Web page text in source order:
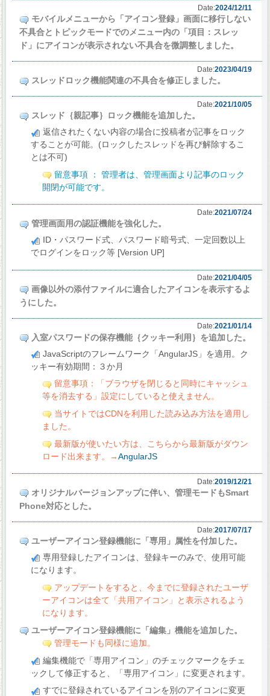
Date:2024/12/11
モバイルメニューから「アイコン登録」画面に移行しない
不具合とトピックモードでのメニュー内の「項目：スレッ
ド」にアイコンが表示されない不具合を微調整しました。
Date:2023/04/19
スレッドロック機能関連の不具合を修正しました。
Date:2021/10/05
スレッド｛親記事｝ロック機能を追加した。
返信されたくない内容の場合に投稿者が記事をロック
することが可能。(ロックしたスレッドを再び解除するこ
とは不可)
留意事項 ： 管理者は、管理画面より記事のロック
開閉が可能です。
Date:2021/07/24
管理画面用の認証機能を強化した。
ID・パスワード式、パスワード暗号式、一定回数以上
でログインをロック等 [Version UP]
Date:2021/04/05
画像以外の添付ファイルに適合したアイコンを表示するよ
うにした。
Date:2021/01/14
入室パスワードの保存機能｛クッキー利用｝を追加した。
JavaScriptのフレームワーク「AngularJS」を適用。ク
ッキー有効期間：３か月
留意事項：「ブラウザを閉じると同時にキャッシュ
等を消去する」設定にしていると使えません。
当サイトではCDNを利用した読み込み方法を適用し
ました。
最新版が使いたい方は、こちらから最新版がダウン
ロード出来ます。→AngularJS
Date:2019/12/21
オリジナルバージョンアップに伴い、管理モードもSmart
Phone対応とした。
Date:2017/07/17
ユーザーアイコン登録機能に「専用」属性を付加した。
専用登録したアイコンは、登録キーのみで、使用可能
になります。
アップデートをすると、今までに登録されたユーザ
ーアイコンは全て「共用アイコン」と表示されるよう
になります。
ユーザーアイコン登録機能に「編集」機能を追加した。
管理モードも同様に追加。
編集機能で「専用アイコン」のチェックマークをチェ
ックして修正すると、「専用アイコン」に変更されます。
すでに登録されているアイコンを別のアイコンに変更